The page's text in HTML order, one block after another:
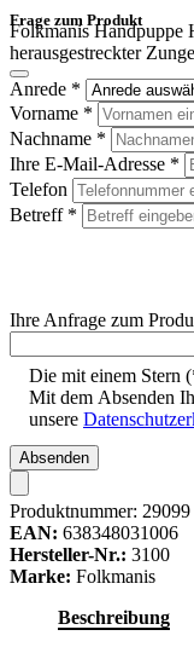
Folkmanis Handpuppe
herausgestreckter
Frage zum Produkt
Anrede *
Vorname *
Nachname *
Ihre E-Mail-Adresse *
Telefon
Betreff *
Ihre Anfrage zum
Die mit einem Stern
Mit dem Absenden
unsere
Absenden
Produktnummer: 29099
EAN: 638348031006
Hersteller-Nr.: 3100
Marke: Folkmanis
Beschreibung